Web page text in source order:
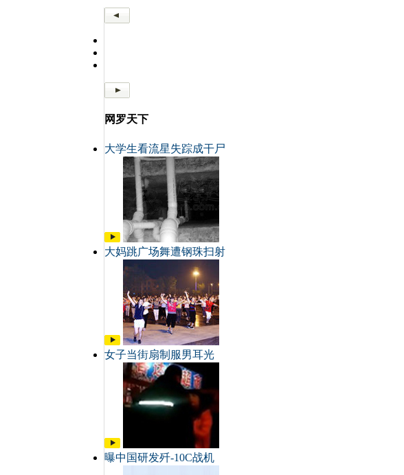
网罗天下
大学生看流星失踪成干尸
大妈跳广场舞遭钢珠扫射
女子当街扇制服男耳光
曝中国研发歼-10C战机